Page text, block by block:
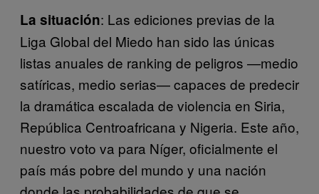
La situación: Las ediciones previas de la
Liga Global del Miedo han sido las únicas
listas anuales de ranking de peligros —medio
satíricas, medio serias— capaces de predecir
la dramática escalada de violencia en Siria,
República Centroafricana y Nigeria. Este año,
nuestro voto va para Níger, oficialmente el
país más pobre del mundo y una nación